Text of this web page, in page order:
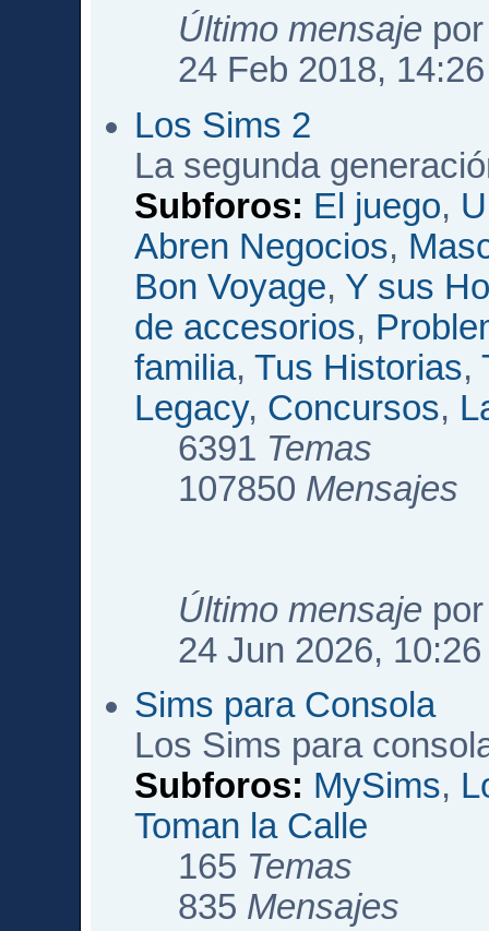
Último mensaje
24 Feb 2018, 14:26
Los Sims 2
La segunda
Subforos: El juego,
Abren Negocios,
Bon Voyage, Y sus
de accesorios,
familia,Tus Historias,
Legacy, Concursos,
6391 Temas
107850 Mensajes
Último mensaje
24 Jun 2026, 10:26
Sims para Consola
Los Sims para
Subforos: MySims,
Toman la Calle
165 Temas
835 Mensajes